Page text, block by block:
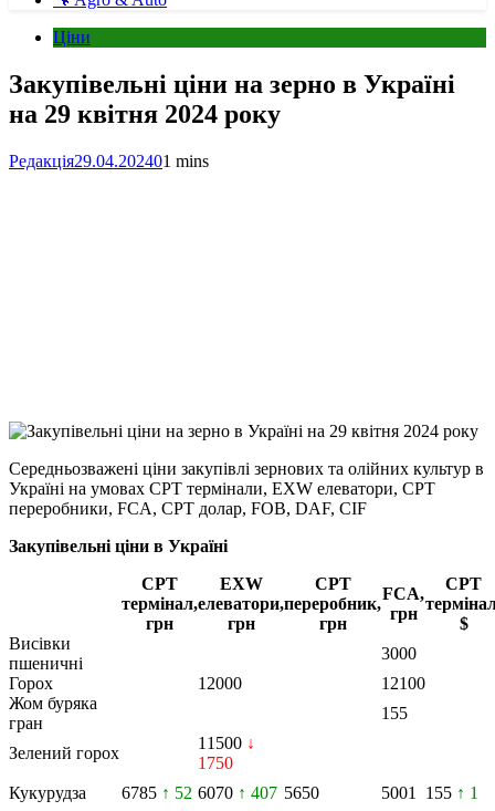
Ціни
Закупівельні ціни на зерно в Україні
на 29 квітня 2024 року
Редакція29.04.202401 mins
Link
Print
Середньозважені ціни закупівлі зернових та олійних культур в
Україні на умовах CPT термінали, EXW елеватори, CPT
переробники, FCA, CPT долар, FOB, DAF, CIF
Закупівельні ціни в Україні
CPT
термінал,
грн
EXW
елеватори,
грн
CPT
переробник,
грн
FCA,
грн
CPT
$
Висівки
пшеничні
3000
Горох
12000
12100
Жом буряка
гран
155
Зелений горох
11500 ↓
1750
Кукурудза
6785 ↑ 52 6070 ↑ 407 5650 5001 155 ↑ 1